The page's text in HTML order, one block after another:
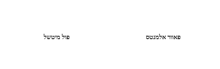
פאוור אלמנטס פול מיטשל